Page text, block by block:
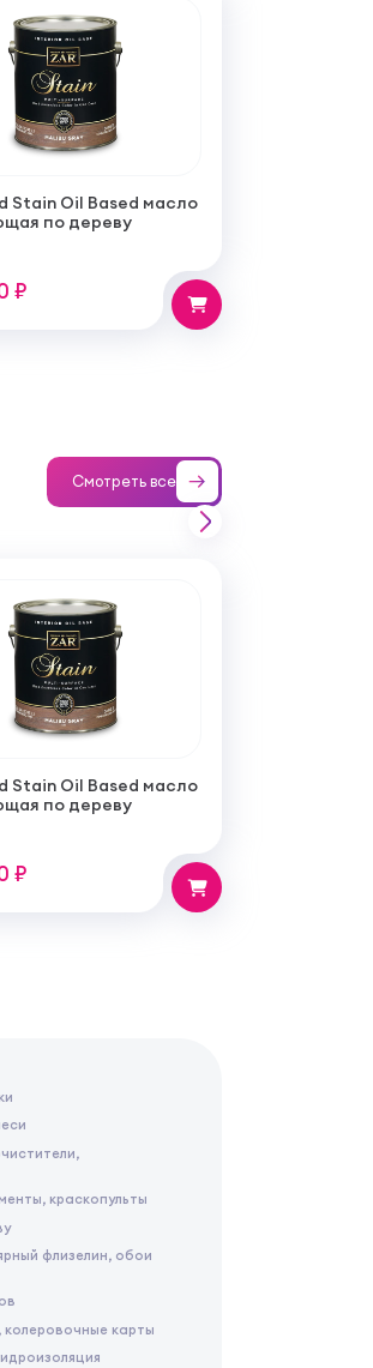
Stain Oil Based масло
по дереву
₽
Смотреть все
Stain Oil Based масло
по дереву
₽
краскопульты
флизелин, обои
колеровочные карты